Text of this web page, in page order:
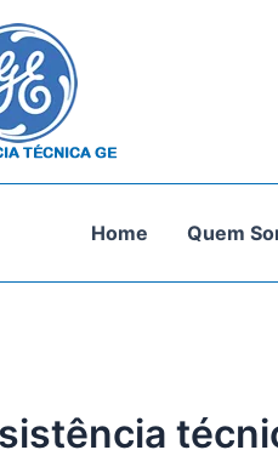
Home Quem